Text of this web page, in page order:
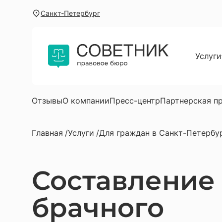
Санкт-Петербург
Услуги
Юрист
Юрист
ОтзывыО компанииПресс-центрПартнерская
Главная Услуги Для граждан в Санкт-
Составление
брачного